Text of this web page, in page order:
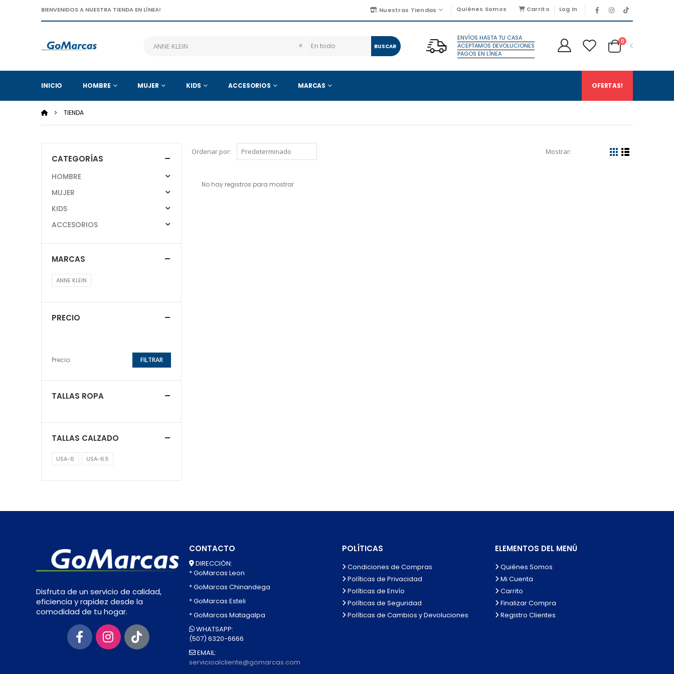
BIENVENIDOS A NUESTRA TIENDA EN LÍNEA! Nuestras Tiendas Quiénes Somos Carrito Log In
× BUSCAR
ENVÍOS HASTA TU CASA
ACEPTAMOS DEVOLUCIONES
PAGOS EN LÍNEA
0
INICIO HOMBRE MUJER KIDS ACCESORIOS MARCAS OFERTAS!
TIENDA
Ordenar por: Mostrar:
No hay registros para mostrar
CATEGORÍAS
HOMBRE
MUJER
KIDS
ACCESORIOS
MARCAS
ANNE KLEIN
PRECIO
Precio: FILTRAR
TALLAS ROPA
TALLAS CALZADO
USA-6 USA-6.5
Disfruta de un servicio de calidad,
eficiencia y rapidez desde la
comodidad de tu hogar.
CONTACTO
DIRECCIÓN:
* GoMarcas Leon
* GoMarcas Chinandega
* GoMarcas Esteli
* GoMarcas Matagalpa
WHATSAPP:
(507) 6320-6666
EMAIL:
servicioalcliente@gomarcas.com
POLÍTICAS
Condiciones de Compras
Políticas de Privacidad
Políticas de Envío
Políticas de Seguridad
Políticas de Cambios y Devoluciones
ELEMENTOS DEL MENÚ
Quiénes Somos
Mi Cuenta
Carrito
Finalizar Compra
Registro Clientes